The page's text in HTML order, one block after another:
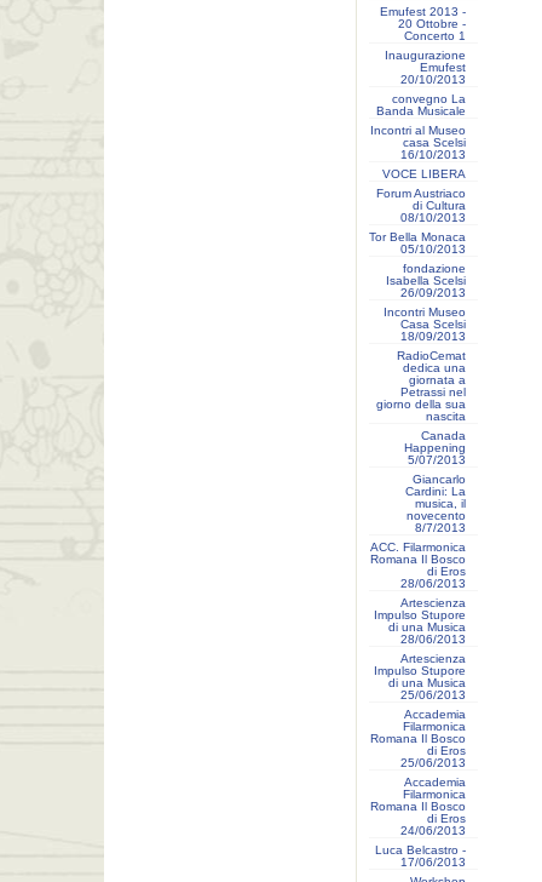
Emufest 2013 -
20 Ottobre -
Concerto 1
Inaugurazione
Emufest
20/10/2013
convegno La
Banda Musicale
Incontri al Museo
casa Scelsi
16/10/2013
VOCE LIBERA
Forum Austriaco
di Cultura
08/10/2013
Tor Bella Monaca
05/10/2013
fondazione
Isabella Scelsi
26/09/2013
Incontri Museo
Casa Scelsi
18/09/2013
RadioCemat
dedica una
giornata a
Petrassi nel
giorno della sua
nascita
Canada
Happening
5/07/2013
Giancarlo
Cardini: La
musica, il
novecento
8/7/2013
ACC. Filarmonica
Romana Il Bosco
di Eros
28/06/2013
Artescienza
Impulso Stupore
di una Musica
28/06/2013
Artescienza
Impulso Stupore
di una Musica
25/06/2013
Accademia
Filarmonica
Romana Il Bosco
di Eros
25/06/2013
Accademia
Filarmonica
Romana Il Bosco
di Eros
24/06/2013
Luca Belcastro -
17/06/2013